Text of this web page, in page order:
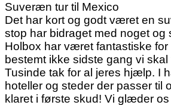
Suveræn tur til Mexico
Det har kort og godt været en
stop har bidraget med noget og
Holbox har været fantastiske for
bestemt ikke sidste gang vi skal
Tusinde tak for al jeres hjælp. I
hoteller og steder der passer til
klaret i første skud! Vi glæder